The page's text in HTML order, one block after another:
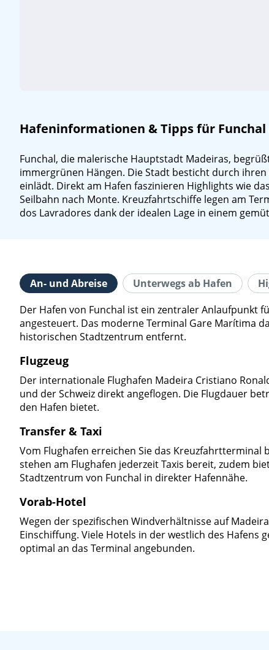
Hafeninformationen & Tipps für
Funchal, die malerische Hauptstadt Madeiras,
immergrünen Hängen. Die Stadt besticht durch
einlädt. Direkt am Hafen faszinieren Highlights wie
Seilbahn nach Monte. Kreuzfahrtschiffe legen am
dos Lavradores dank der idealen Lage in einem
An- und Abreise Unterwegs ab Hafen
Der Hafen von Funchal ist ein zentraler Anlaufpunkt
angesteuert. Das moderne Terminal Gare Marítima
historischen Stadtzentrum entfernt.
Flugzeug
Der internationale Flughafen Madeira Cristiano
und der Schweiz direkt angeflogen. Die Flugdauer
den Hafen bietet.
Transfer & Taxi
Vom Flughafen erreichen Sie das Kreuzfahrtterminal
stehen am Flughafen jederzeit Taxis bereit, zudem
Stadtzentrum von Funchal in direkter Hafennähe.
Vorab-Hotel
Wegen der spezifischen Windverhältnisse auf
Einschiffung. Viele Hotels in der westlich des
optimal an das Terminal angebunden.